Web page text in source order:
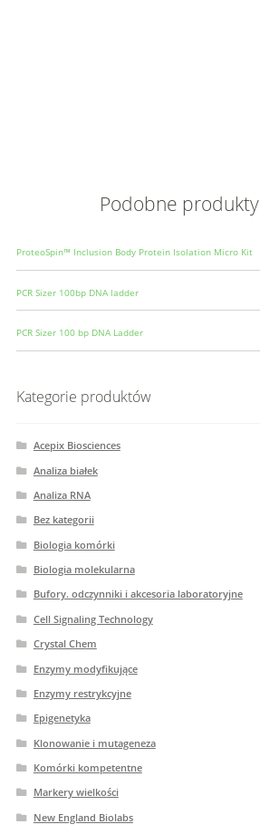
Podobne produkty
ProteoSpin™ Inclusion Body Protein Isolation Micro Kit
PCR Sizer 100bp DNA ladder
PCR Sizer 100 bp DNA Ladder
Kategorie produktów
Acepix Biosciences
Analiza białek
Analiza RNA
Bez kategorii
Biologia komórki
Biologia molekularna
Bufory. odczynniki i akcesoria laboratoryjne
Cell Signaling Technology
Crystal Chem
Enzymy modyfikujące
Enzymy restrykcyjne
Epigenetyka
Klonowanie i mutageneza
Komórki kompetentne
Markery wielkości
New England Biolabs